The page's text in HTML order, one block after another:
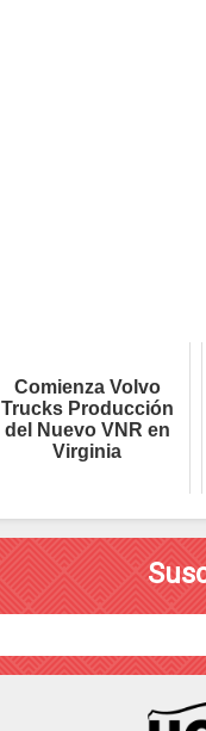
Comienza Volvo
Trucks Producción
del Nuevo VNR en
Virginia